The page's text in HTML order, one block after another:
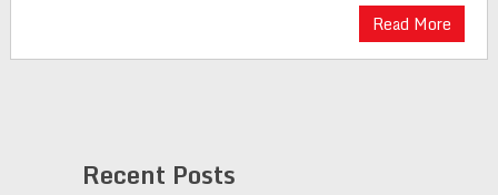
Read More
Recent Posts